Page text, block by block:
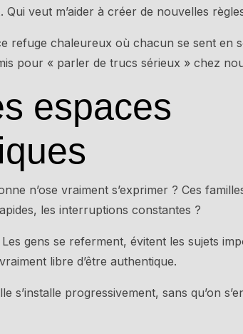
veut m’aider à créer de nouvelles
refuge chaleureux où chacun se sent en
pour « parler de trucs sérieux » chez
espaces
n’ose vraiment s’exprimer ? Ces
les interruptions constantes ?
gens se referment, évitent les sujets
libre d’être authentique.
s’installe progressivement, sans qu’on